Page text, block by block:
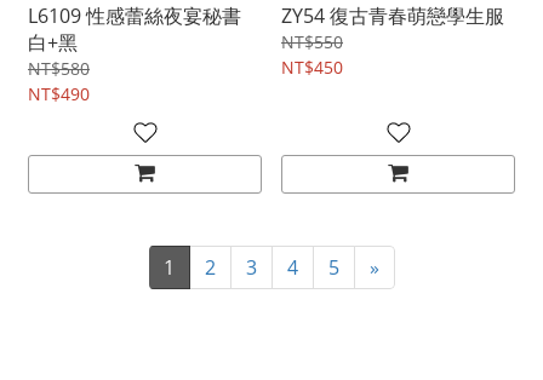
L6109 性感蕾絲夜宴秘書
白+黑
NT$580
NT$490
ZY54 復古青春萌戀學生服
NT$550
NT$450
1 2 3 4 5 »